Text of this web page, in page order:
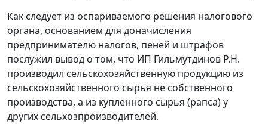
Как следует из оспариваемого решения налогового
органа, основанием для доначисления
предпринимателю налогов, пеней и штрафов
послужил вывод о том, что ИП Гильмутдинов Р.Н.
производил сельскохозяйственную продукцию из
сельскохозяйственного сырья не собственного
производства, а из купленного сырья (рапса) у
других сельхозпроизводителей.